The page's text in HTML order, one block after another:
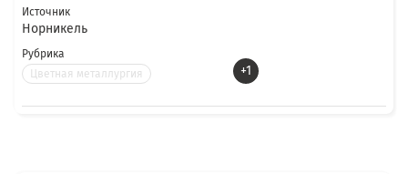
Источник
Норникель
Рубрика
Цветная металлургия
+1